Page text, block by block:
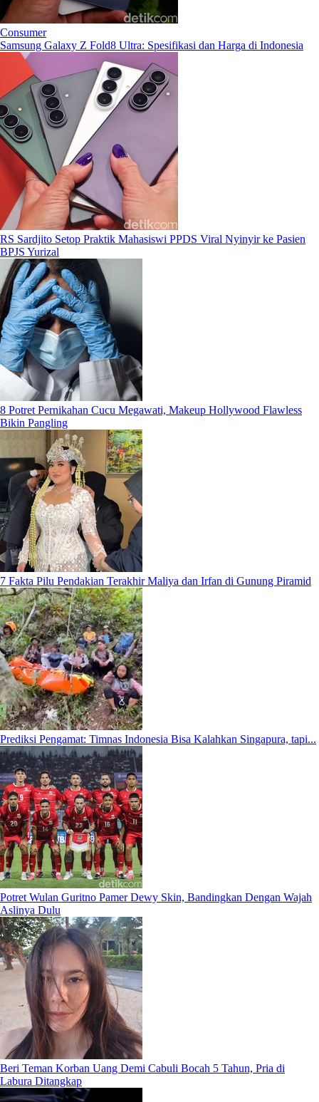
Consumer
Samsung Galaxy Z Fold8 Ultra: Spesifikasi dan Harga di Indonesia
RS Sardjito Setop Praktik Mahasiswi PPDS Viral Nyinyir ke Pasien
BPJS Yurizal
8 Potret Pernikahan Cucu Megawati, Makeup Hollywood Flawless
Bikin Pangling
7 Fakta Pilu Pendakian Terakhir Maliya dan Irfan di Gunung Piramid
Prediksi Pengamat: Timnas Indonesia Bisa Kalahkan Singapura, tapi...
Potret Wulan Guritno Pamer Dewy Skin, Bandingkan Dengan Wajah
Aslinya Dulu
Beri Teman Korban Uang Demi Cabuli Bocah 5 Tahun, Pria di
Labura Ditangkap